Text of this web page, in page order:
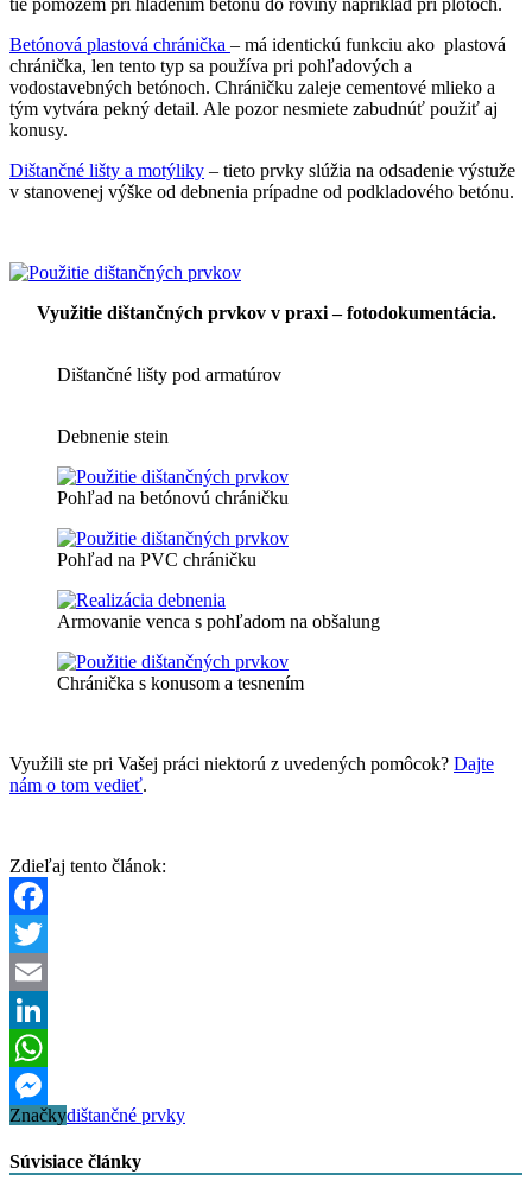
Betónová plastová chránička – má identickú funkciu ako plastová
chránička, len tento typ sa používa pri pohľadových a
vodostavebných betónoch. Chráničku zaleje cementové mlieko a
tým vytvára pekný detail. Ale pozor nesmiete zabudnúť použiť aj
konusy.
Dištančné lišty a motýliky – tieto prvky slúžia na odsadenie výstuže
v stanovenej výške od debnenia prípadne od podkladového betónu.
Využitie dištančných prvkov v praxi – fotodokumentácia.
Dištančné lišty pod armatúrov
Debnenie stein
Pohľad na betónovú chráničku
Pohľad na PVC chráničku
Armovanie venca s pohľadom na obšalung
Chránička s konusom a tesnením
Využili ste pri Vašej práci niektorú z uvedených pomôcok? Dajte
nám o tom vedieť.
Zdieľaj tento článok:
Facebook
Twitter
Email
LinkedIn
WhatsApp
Messenger
Značkydištančné prvky
Súvisiace články